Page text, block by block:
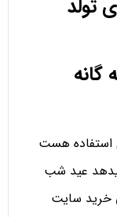
تولد
گانه
استفاده هست
عید شب
خرید سایت